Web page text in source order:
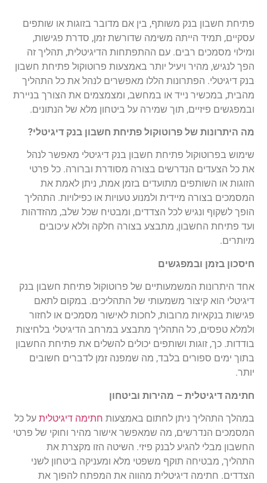
פתיחת חשבון בנק משותף, בין אם מדובר בזוגות או שותפים
עסקיים, תמיד הייתה משימה שדורשת זמן, סדרת פגישות,
ומילוי מסמכים רבים. עם ההתפתחות הדיגיטלית, תהליך זה
הפך לנגיש, מהיר ויעיל יותר באמצעות פרוטוקול פתיחת חשבון
בנק דיגיטלי. הפתרונות הללו מאפשרים לנהל את כל התהליך
מהבית, במכשיר נייד או במחשב, ומצמצמים את הצורך בניירת
ובמפגשים פיזיים, תוך שמירה על ביטחון מלא של הנתונים.
מה היתרונות של פרוטוקול פתיחת חשבון בנק דיגיטלי?
שימוש בפרוטוקול פתיחת חשבון בנק דיגיטלי מאפשר לנהל
את כל הצעדים הנדרשים בצורה מסודרת וברורה. כל פרטי
הזוגות או השותפים מתועדים בזמן אמת, ניתן לאמת את
המסמכים בצורה מיידית ולמנוע טעויות או כפילויות. התהליך
הופך לשקוף ונגיש לכל הצדדים, ומבטיח שכל שלב, מהזדהות
ועד פתיחת החשבון, מתבצע בצורה חלקה וללא עיכובים
מיותרים.
חיסכון בזמן ובמפגשים
אחד היתרונות המשמעותיים של פרוטוקול פתיחת חשבון בנק
דיגיטלי הוא קיצור משמעותי של התהליכים. במקום לתאם
פגישות בנקאיות מרובות, לחכות לאישור מסמכים או לחזור
ולמלא טפסים, כל התהליך מתבצע במרחב הדיגיטלי בלחיצות
בודדות. כך, זוגות ושותפים יכולים להשלים את פתיחת החשבון
בתוך ימים ספורים בלבד, מה שמפנה זמן לדברים חשובים
יותר.
חתימה דיגיטלית – מהירות וביטחון
במהלך התהליך ניתן לחתום באמצעות חתימה דיגיטלית על כל
המסמכים הנדרשים, מה שמאפשר אישור מהיר וחוקי של פרטי
החשבון מבלי להגיע לבנק פיזי. השיטה הזו מקצרת את
התהליך, מבטיחה תוקף משפטי מלא ומעניקה ביטחון לשני
הצדדים. חתימה דיגיטלית מהווה את המפתח להפוך את